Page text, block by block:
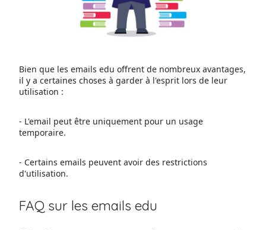
Bien que les emails edu offrent de nombreux avantages,
il y a certaines choses à garder à l'esprit lors de leur
utilisation :
- L'email peut être uniquement pour un usage
temporaire.
- Certains emails peuvent avoir des restrictions
d'utilisation.
FAQ sur les emails edu